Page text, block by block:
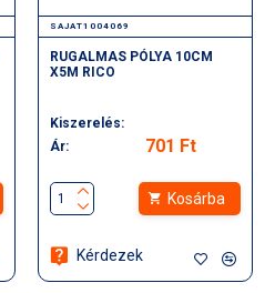
SAJAT1004069
RUGALMAS PÓLYA 10CM
X5M RICO
Kiszerelés:
Ár:
701 Ft
Kosárba
Kérdezek